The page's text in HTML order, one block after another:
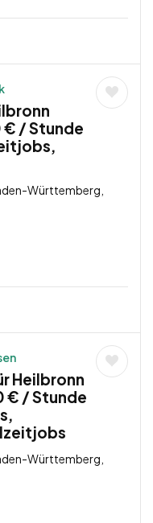
/ Stunde
Württemberg,
Heilbronn
€ / Stunde
Württemberg,